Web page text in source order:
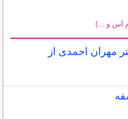
اس و ...)
مهران احمدی از